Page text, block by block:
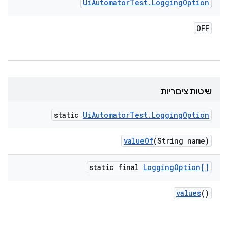
UiAutomatorTest. LoggingOption
OFF
שיטות ציבוריות
static UiAutomatorTest. LoggingOption
valueOf(String name)
static final LoggingOption[]
values()